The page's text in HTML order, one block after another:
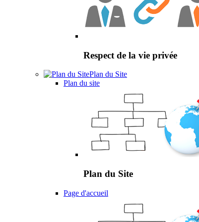
Respect de la vie privée
Plan du Site
Plan du site
Plan du Site
Page d'accueil